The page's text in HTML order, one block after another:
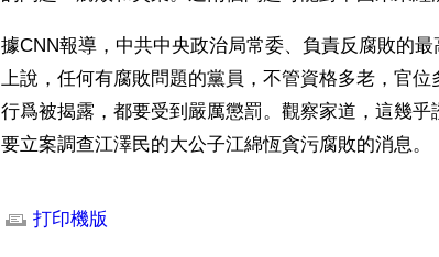
據CNN報導，中共中央政治局常委、負責反腐敗的
上說，任何有腐敗問題的黨員，不管資格多老，官
行爲被揭露，都要受到嚴厲懲罰。觀察家道，這幾
要立案調查江澤民的大公子江綿恆貪污腐敗的消息。
打印機版